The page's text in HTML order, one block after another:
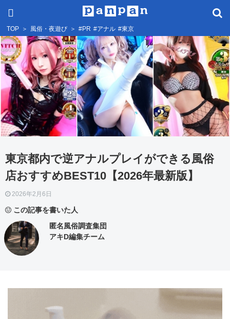
TOP ＞ 風俗・夜遊び ＞ #PR #アナル #東京
東京都内で逆アナルプレイができる風俗
店おすすめBEST10【2026年最新版】
2026年2月6日
この記事を書いた人
匿名風俗調査集団
アキD編集チーム